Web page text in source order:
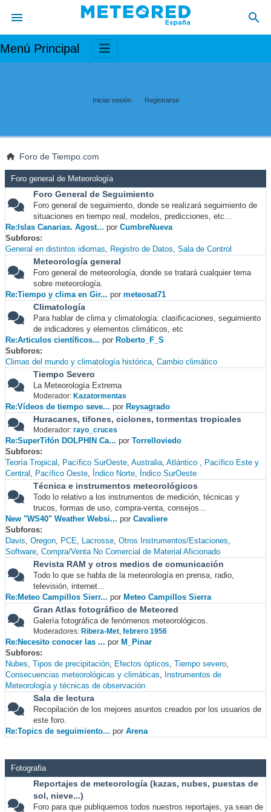
Menú Principal
Iniciar sesión Registrarse
Foro de Tiempo.com
Foro general de Meteorología
Foro General de Seguimiento
Foro general de seguimiento, donde se realizará seguimiento de
situaciones en tiempo real, modelos, predicciones, etc...
Re:Islas Canarias. Agost... por CumbreNueva
Subforos
General en distintos idiomas
Registro de Datos Sala de Control
Meteorología general
Foro general de meteorología, donde se tratará cualquier tema
sobre meteorología.
Re:Tiempo y clima en Gir... por meteosat71
Climatología
Para hablar de clima y climatología: clasificaciones, seguimiento
de indicadores y elementos climáticos, etc
Re:Articulos científicos... por Roberto_F_S
Subforos
Climas del mundo y climatología histórica Cambio climático
Tiempo Severo
La Meteorología Extrema
Moderador: Kazatormentas
Re:Vídeos de tiempo seve... por Reysagrado
Huracanes, tifones, ciclones, tormentas tropicales
Moderador: rayo_cruces
Re:SuperTifón DOLPHIN Ca... por Torrelloviedo
Subforos
Teoría Tropical
Pacífico SurOeste Australia Atlántico
Pacífico Este y
Central
Pacífico Oeste Índico Norte Índico SurOeste
Técnica e instrumentos meteorológicos
Todo lo relativo a los instrumentos de medición, técnicas y
trucos, formas de uso, compra-venta, consejos...
New "WS40" Weather Websi... por Cavaliere
Subforos
Davis Oregon PCE Lacrosse Otros Instrumentos/Estaciones
Software Compra/Venta No Comercial de Material Aficionado
Revista RAM y otros medios de comunicación
Todo lo que se habla de la meteorología en prensa, radio,
televisión, internet...
Re:Meteo Campillos Sierr... por Meteo Campillos Sierra
Gran Atlas fotográfico de Meteored
Galería fotográfica de fenómenos meteorológicos.
Moderadores: Ribera-Met, febrero 1956
Re:Necesito conocer las ... por M_Pinar
Subforos
Nubes Tipos de precipitación Efectos ópticos Tiempo severo
Consecuencias meteorológicas y climáticas
Instrumentos de
Meteorología y técnicas de observación
Sala de lectura
Recopilación de los mejores asuntos creados por los usuarios de
este foro.
Re:Topics de seguimiento... por Arena
Fotografia
Reportajes de meteorología (kazas, nubes, puestas de
sol, nieve...)
Foro para que publiquemos todos nuestros reportajes, ya sean de